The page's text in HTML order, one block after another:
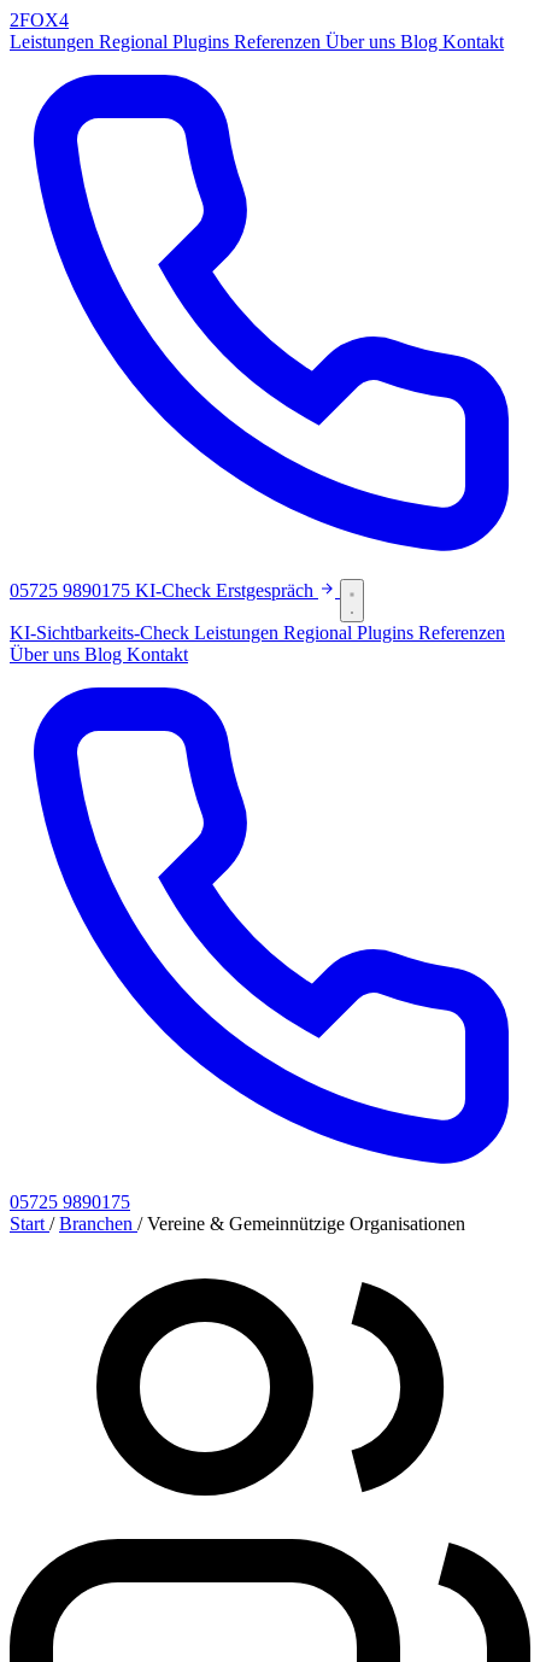
2FOX4
Leistungen Regional Plugins Referenzen Über uns Blog Kontakt
05725 9890175 KI-Check Erstgespräch
KI-Sichtbarkeits-Check Leistungen Regional Plugins Referenzen
Über uns Blog Kontakt
05725 9890175
Start / Branchen / Vereine & Gemeinnützige Organisationen